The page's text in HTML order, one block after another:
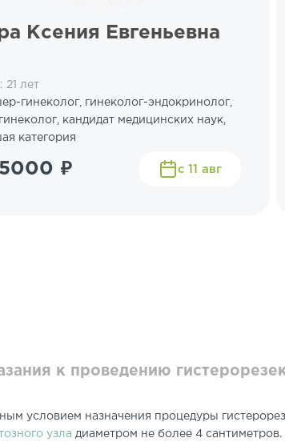
Ксения Евгеньевна
21 лет
гинеколог, гинеколог-эндокринолог,
кандидат медицинских наук,
категория
₽ с 11 авг
к проведению
условием назначения процедуры
узла диаметром не более 4